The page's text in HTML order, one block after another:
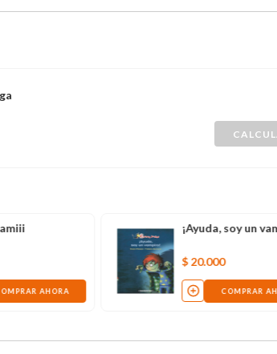
AHORA
¡Ayuda, soy un
$ 20.000
COMPRAR